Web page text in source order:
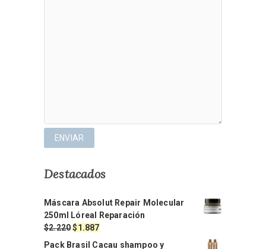
Destacados
Máscara Absolut Repair Molecular
250ml Lóreal Reparación
$2.220El
precio
$1.887El
Pack Brasil Cacau shampoo y